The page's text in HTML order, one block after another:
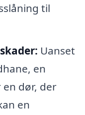
til
Uanset
en
dør, der
en